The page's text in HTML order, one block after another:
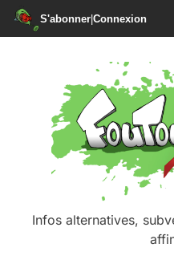
S'abonner|Connexion
Infos alternatives,